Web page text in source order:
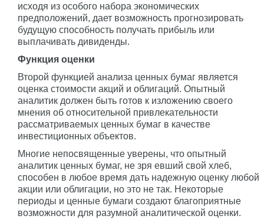
исходя из особого набора экономических
предположений, дает возможность прогнозировать
будущую способность получать прибыль или
выплачивать дивиденды.
Функция оценки
Второй функцией анализа ценных бумаг является
оценка стоимости акций и облигаций. Опытный
аналитик должен быть готов к изложению своего
мнения об относительной привлекательности
рассматриваемых ценных бумаг в качестве
инвестиционных объектов.
Многие непосвященные уверены, что опытный
аналитик ценных бумаг, не зря евший свой хлеб,
способен в любое время дать надежную оценку любой
акции или облигации, но это не так. Некоторые
периоды и ценные бумаги создают благоприятные
возможности для разумной аналитической оценки.